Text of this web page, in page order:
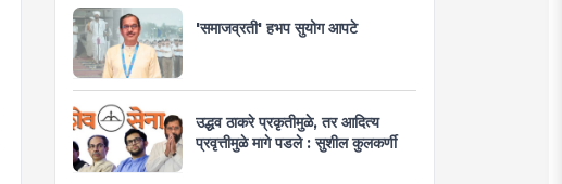
'समाजव्रती' हभप सुयोग आपटे
उद्धव ठाकरे प्रकृतीमुळे, तर आदित्य
प्रवृत्तीमुळे मागे पडले : सुशील कुलकर्णी